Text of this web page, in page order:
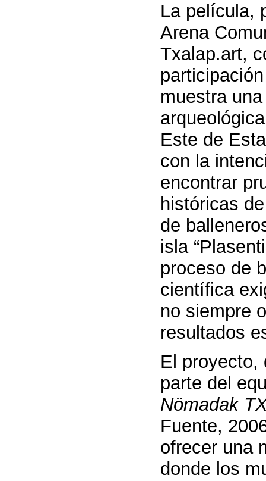
La película,
Arena
Txalap.art,
muestra
Este de
con la
encontrar
históricas
de
isla
proceso de
científica
no siempre
resultados
El proyecto,
parte del
Nömadak
Fuente,
ofrecer una
donde los